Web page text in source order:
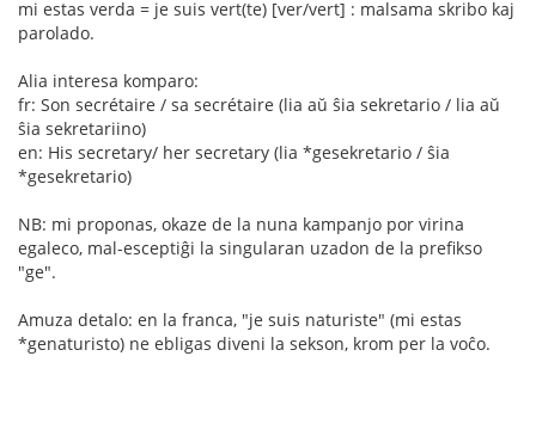
mi estas verda = je suis vert(te) [ver/vert] : malsama skribo kaj
parolado.
Alia interesa komparo:
fr: Son secrétaire / sa secrétaire (lia aŭ ŝia sekretario / lia aŭ
ŝia sekretariino)
en: His secretary/ her secretary (lia *gesekretario / ŝia
*gesekretario)
NB: mi proponas, okaze de la nuna kampanjo por virina
egaleco, mal-esceptiĝi la singularan uzadon de la prefikso
"ge".
Amuza detalo: en la franca, "je suis naturiste" (mi estas
*genaturisto) ne ebligas diveni la sekson, krom per la voĉo.